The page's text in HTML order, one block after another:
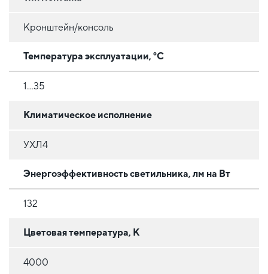
Кронштейн/консоль
Температура эксплуатации, °C
1...35
Климатическое исполнение
УХЛ4
Энергоэффективность светильника, лм на Вт
132
Цветовая температура, К
4000